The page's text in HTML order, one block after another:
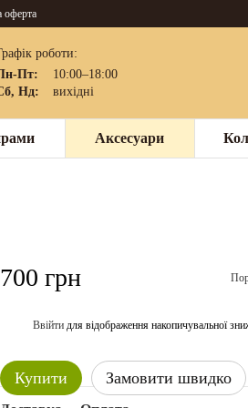
оферта
роботи:
Пт:
10:00–18:00
Нд:
вихідні
Аксесуари
700 грн
Ввійти для відображення накопичувальної
Купити Замовити швидко